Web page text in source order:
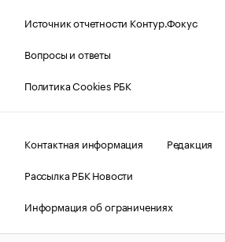
Источник отчетности Контур.Фокус
Вопросы и ответы
Политика Cookies РБК
Контактная информация
Редакция
Рассылка РБК Новости
Информация об ограничениях
Правовая информация
О